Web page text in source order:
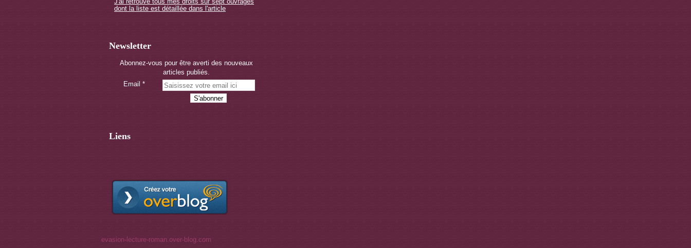
dont la liste est détaillée dans l'article
Newsletter
Abonnez-vous pour être averti des nouveaux
articles publiés.
Email
Liens
evasion-lecture-roman.over-blog.com